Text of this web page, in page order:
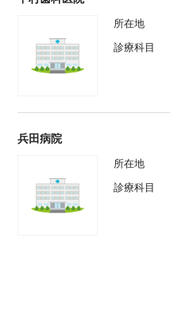
所在地
診療科目
兵田病院
所在地
診療科目